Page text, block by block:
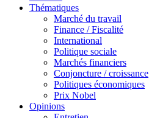
Thématiques
Marché du travail
Finance / Fiscalité
International
Politique sociale
Marchés financiers
Conjoncture / croissance
Politiques économiques
Prix Nobel
Opinions